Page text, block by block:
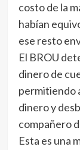
costo de la
habían
ese resto
El BROU
dinero de
permitiendo
dinero y
compañero
Esta es una